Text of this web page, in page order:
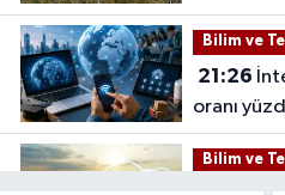
Bilim ve
21:26
oranı
Bilim ve